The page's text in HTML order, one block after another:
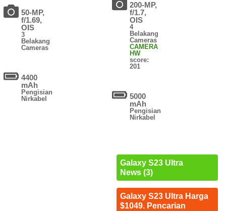
50-MP,
f/1.69,
OIS
3
Belakang
Cameras
4400
mAh
Pengisian
Nirkabel
200-MP,
f/1.7,
OIS
4
Belakang
Cameras
CAMERA
HW
score:
201
5000
mAh
Pengisian
Nirkabel
Galaxy S23 Ultra
News (3)
Galaxy S23 Ultra Harga
$1049. Pencarian